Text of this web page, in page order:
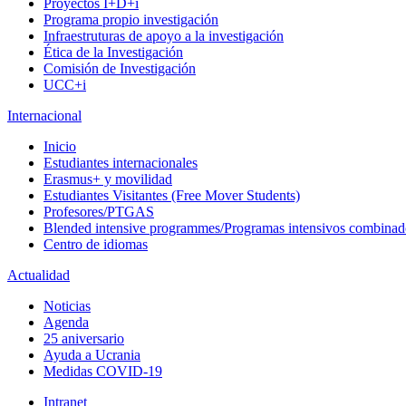
Proyectos I+D+i
Programa propio investigación
Infraestruturas de apoyo a la investigación
Ética de la Investigación
Comisión de Investigación
UCC+i
Internacional
Inicio
Estudiantes internacionales
Erasmus+ y movilidad
Estudiantes Visitantes (Free Mover Students)
Profesores/PTGAS
Blended intensive programmes/Programas intensivos
Centro de idiomas
Actualidad
Noticias
Agenda
25 aniversario
Ayuda a Ucrania
Medidas COVID-19
Intranet